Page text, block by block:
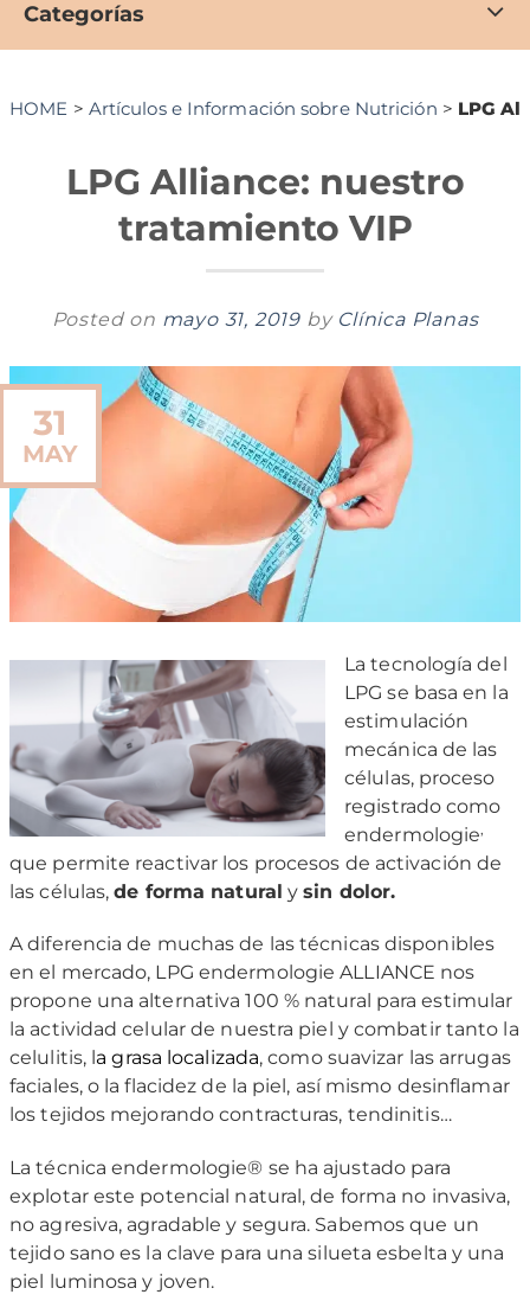
Categorías
HOME > Artículos e Información sobre Nutrición > LPG
LPG Alliance: nuestro
tratamiento VIP
Posted on mayo 31, 2019 by Clínica Planas
31
MAY
La tecnología del
LPG se basa en la
estimulación
mecánica de las
células, proceso
registrado como
endermologie,
que permite reactivar los procesos de activación de
las células,de forma natural ysin dolor.
A diferencia de muchas de las técnicas disponibles
en el mercado, LPG endermologie ALLIANCE nos
propone una alternativa 100 % natural para estimular
la actividad celular de nuestra piel y combatir tanto la
celulitis, l a grasa localizada, como suavizar las arrugas
faciales, o la flacidez de la piel, así mismo desinflamar
los tejidos mejorando contracturas, tendinitis…
La técnica endermologie® se ha ajustado para
explotar este potencial natural, de forma no invasiva,
no agresiva, agradable y segura. Sabemos que un
tejido sano es la clave para una silueta esbelta y una
piel luminosa y joven.